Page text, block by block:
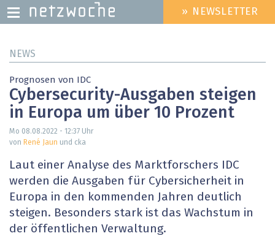
zum
HEADER
MENU
» NEWSLETTER
NEWS
Prognosen von IDC
Cybersecurity-Ausgaben steigen
in Europa um über 10 Prozent
Mo 08.08.2022 - 12:37 Uhr
von René Jaun und cka
Laut einer Analyse des Marktforschers IDC
werden die Ausgaben für Cybersicherheit in
Europa in den kommenden Jahren deutlich
steigen. Besonders stark ist das Wachstum in
der öffentlichen Verwaltung.